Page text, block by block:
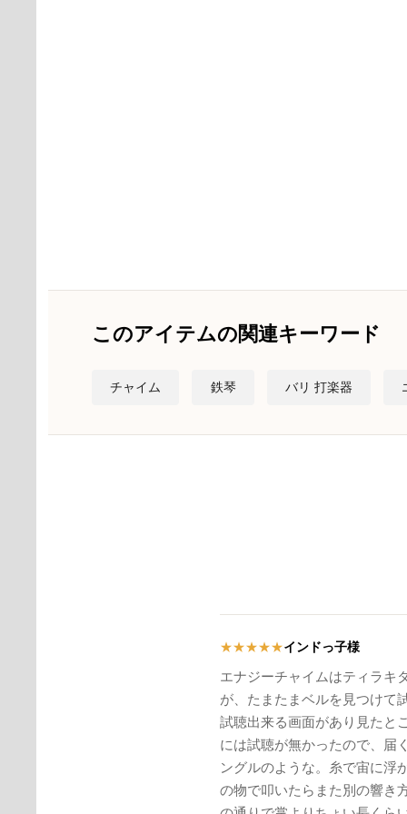
このアイテムの関連キーワード
チャイム 鉄琴 バリ 打楽器
★★★★★インドっ子様
エナジーチャイムはティラキ
が、たまたまベルを見つけて
試聴出来る画面があり見たと
には試聴が無かったので、届
ングルのような。糸で宙に浮
の物で叩いたらまた別の響き